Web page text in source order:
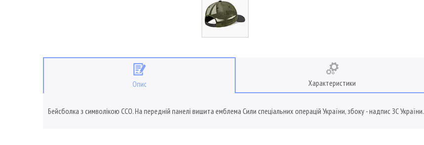
Опис Характеристики
Бейсболка з символікою ССО. На передній панелі вишита емблема Сили спеціальних операцій України, збоку - надпис ЗС України.